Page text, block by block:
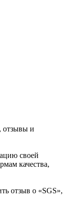
отзывы и
своей
качества,
отзыв о «SGS»,